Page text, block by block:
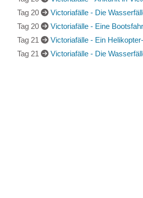
Tag 20
Victoriafälle - Die
Tag 20
Victoriafälle - Eine
Tag 21
Victoriafälle - Ein
Tag 21
Victoriafälle - Die